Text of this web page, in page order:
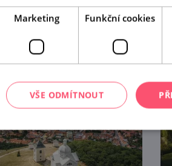
tip na8výsledků
Marketing Funkční cookies
VŠE ODMÍTNOUT